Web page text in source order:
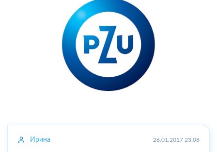
Ирина 26.01.2017 23:08